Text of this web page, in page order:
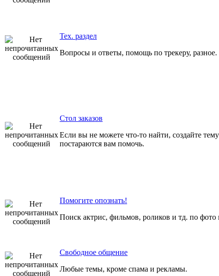
Тех. раздел
Вопросы и ответы, помощь по трекеру, разное.
Стол заказов
Если вы не можете что-то найти, создайте
постараются вам помочь.
Помогите опознать!
Поиск актрис, фильмов, роликов и тд. по
Свободное общение
Любые темы, кроме спама и рекламы.